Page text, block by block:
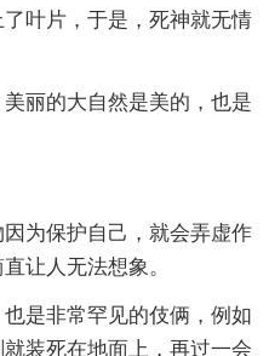
叶片，于是，死神就无情
丽的大自然是美的，也是
为保护自己，就会弄虚作
让人无法想象。
是非常罕见的伎俩，例如
装死在地面上，再过一会